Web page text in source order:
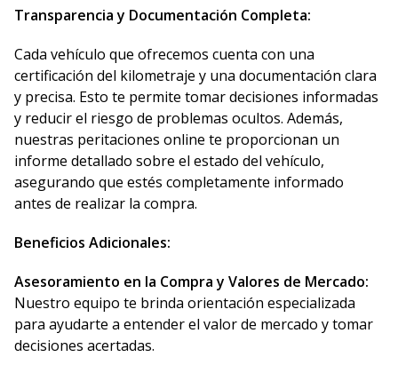
Transparencia y Documentación Completa:
Cada vehículo que ofrecemos cuenta con una
certificación del kilometraje y una documentación clara
y precisa. Esto te permite tomar decisiones informadas
y reducir el riesgo de problemas ocultos. Además,
nuestras peritaciones online te proporcionan un
informe detallado sobre el estado del vehículo,
asegurando que estés completamente informado
antes de realizar la compra.
Beneficios Adicionales:
Asesoramiento en la Compra y Valores de Mercado:
Nuestro equipo te brinda orientación especializada
para ayudarte a entender el valor de mercado y tomar
decisiones acertadas.